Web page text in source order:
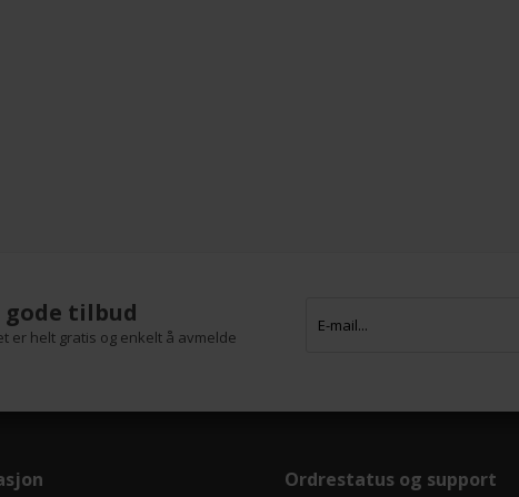
tilbud
er helt gratis og enkelt å avmelde
Ordrestatus og support